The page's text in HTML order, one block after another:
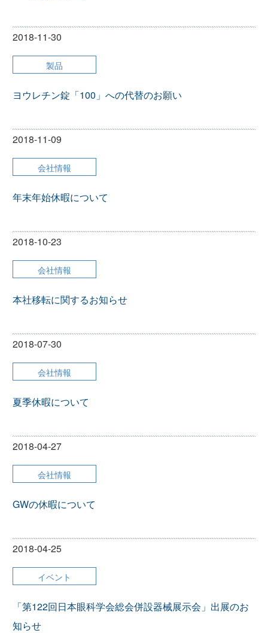
2018-11-30
製品
ヨウレチン錠「100」への代替のお願い
2018-11-09
会社情報
年末年始休暇について
2018-10-23
会社情報
本社移転に関するお知らせ
2018-07-30
会社情報
夏季休暇について
2018-04-27
会社情報
GWの休暇について
2018-04-25
イベント
「第122回日本眼科学会総会併設器械展示会」出展のお
知らせ